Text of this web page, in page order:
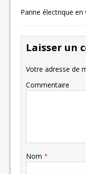
Panne électrique
Laisser un
Votre adresse de
Commentaire
Nom*